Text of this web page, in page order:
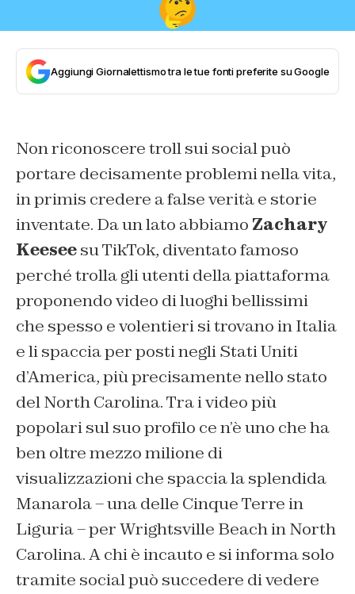
Aggiungi Giornalettismo tra le tue fonti preferite su Google
Non riconoscere troll sui social può
portare decisamente problemi nella vita,
in primis credere a false verità e storie
inventate. Da un lato abbiamo Zachary
Keeseesu TikTok, diventato famoso
perché trolla gli utenti della piattaforma
proponendo video di luoghi bellissimi
che spesso e volentieri si trovano in Italia
e li spaccia per posti negli Stati Uniti
d’America, più precisamente nello stato
del North Carolina. Tra i video più
popolari sul suo profilo ce n’è uno che ha
ben oltre mezzo milione di
visualizzazioni che spaccia la splendida
Manarola – una delle Cinque Terre in
Liguria – per Wrightsville Beach in North
Carolina. A chi è incauto e si informa solo
tramite social può succedere di vedere